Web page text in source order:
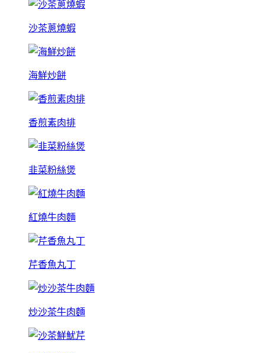
沙茶蔥燒蝦
海鮮炒餅
香煎素肉排
韭菜粉絲煲
紅燒牛肉麵
芹香魚丸丁
炒沙茶牛肉麵